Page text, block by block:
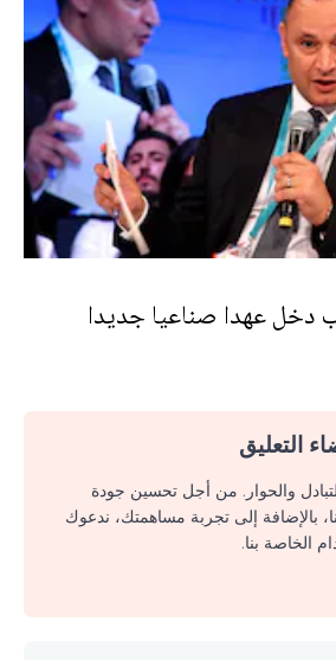
دخل عهدا صناعيا جديدا
التعليق
والحوار. من أجل تحسين جودة
بالإضافة إلى تجربة مساهمتك، ندعوك
الخاصة بنا.